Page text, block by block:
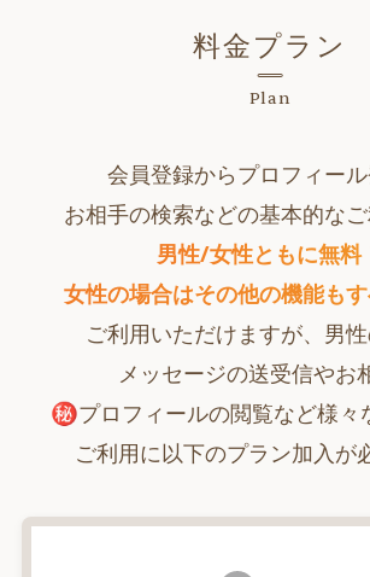
料金プラン
Plan
会員登録からプロフィール
お相手の検索などの基本的な
男性/女性ともに無料
女性の場合はその他の機能も
ご利用いただけますが、男
メッセージの送受信やお
㊙︎プロフィールの閲覧など様々
ご利用に以下のプラン加入が